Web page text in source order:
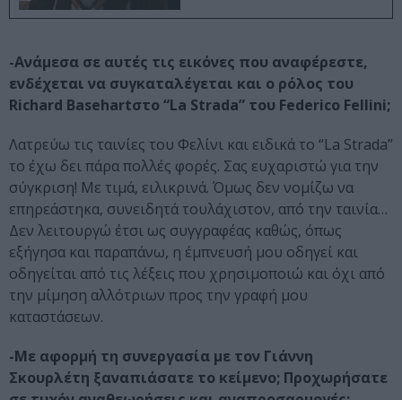
-Ανάμεσα σε αυτές τις εικόνες που αναφέρεστε,
ενδέχεται να συγκαταλέγεται και ο ρόλος του
Richard Basehartστο “La Strada” του Federico Fellini;
Λατρεύω τις ταινίες του Φελίνι και ειδικά το “La Strada”
το έχω δει πάρα πολλές φορές. Σας ευχαριστώ για την
σύγκριση! Με τιμά, ειλικρινά. Όμως δεν νομίζω να
επηρεάστηκα, συνειδητά τουλάχιστον, από την ταινία…
Δεν λειτουργώ έτσι ως συγγραφέας καθώς, όπως
εξήγησα και παραπάνω, η έμπνευσή μου οδηγεί και
οδηγείται από τις λέξεις που χρησιμοποιώ και όχι από
την μίμηση αλλότριων προς την γραφή μου
καταστάσεων.
-Με αφορμή τη συνεργασία με τον Γιάννη
Σκουρλέτη ξαναπιάσατε το κείμενο; Προχωρήσατε